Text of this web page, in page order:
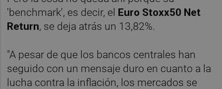
'benchmark', es decir, el Euro Stoxx50 Net
Return, se deja atrás un 13,82%.
"A pesar de que los bancos centrales han
seguido con un mensaje duro en cuanto a la
lucha contra la inflación, los mercados se